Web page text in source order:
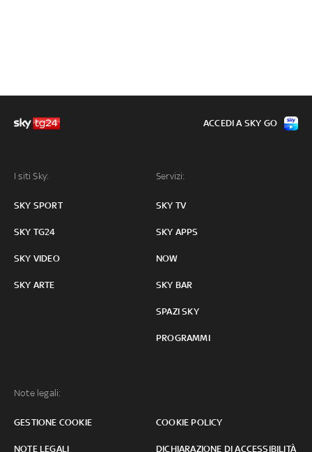
I siti Sky:
SKY SPORT
SKY TG24
SKY VIDEO
SKY ARTE
Servizi:
SKY TV
SKY APPS
NOW
SKY BAR
SPAZI SKY
PROGRAMMI
Note legali:
GESTIONE COOKIE COOKIE POLICY
NOTE LEGALI DICHIARAZIONE DI ACCESSIBILITÀ
ACCEDI A SKY GO